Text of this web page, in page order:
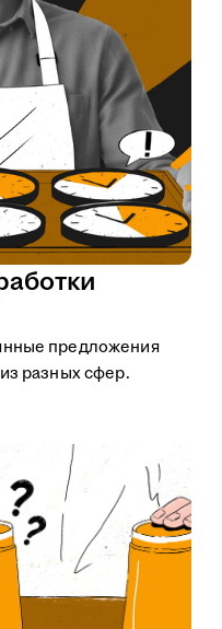
предложения
разных сфер.